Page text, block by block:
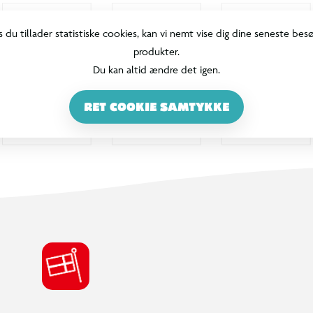
du tillader statistiske cookies, kan vi nemt vise dig dine seneste
produkter.
Du kan altid ændre det igen.
RET COOKIE SAMTYKKE